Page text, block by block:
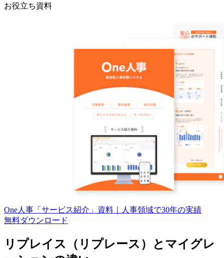
お役立ち資料
One人事「サービス紹介」資料｜人事領域で30年の実績
無料ダウンロード
リプレイス（リプレース）とマイグレ